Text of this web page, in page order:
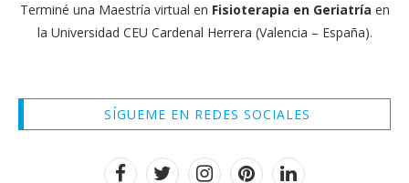
Terminé una Maestría virtual en Fisioterapia en Geriatría en
la Universidad CEU Cardenal Herrera (Valencia – España).
SÍGUEME EN REDES SOCIALES